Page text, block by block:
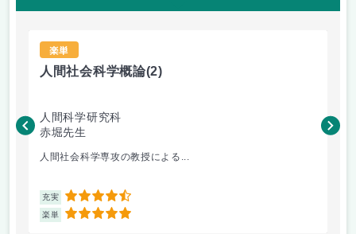
楽単
人間社会科学概論(2)
人間科学研究科
赤堀先生
人間社会科学専攻の教授による...
充実 4.5
楽単 5
伊